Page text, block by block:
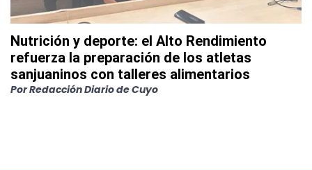
Nutrición y deporte: el Alto Rendimiento
refuerza la preparación de los atletas
sanjuaninos con talleres alimentarios
PorRedacción Diario de Cuyo